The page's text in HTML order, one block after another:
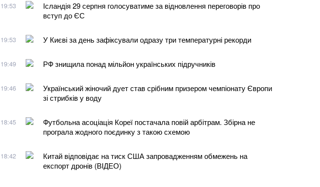
19:53
Ісландія 29 серпня голосуватиме за відновлення переговорів про
вступ до ЄС
19:53 У Києві за день зафіксували одразу три температурні рекорди
19:49 РФ знищила понад мільйон українських підручників
19:46
Український жіночий дует став срібним призером чемпіонату Європи
зі стрибків у воду
18:45
Футбольна асоціація Кореї постачала повій арбітрам. Збірна не
програла жодного поєдинку з такою схемою
18:42
Китай відповідає на тиск США запровадженням обмежень на
експорт дронів (ВІДЕО)